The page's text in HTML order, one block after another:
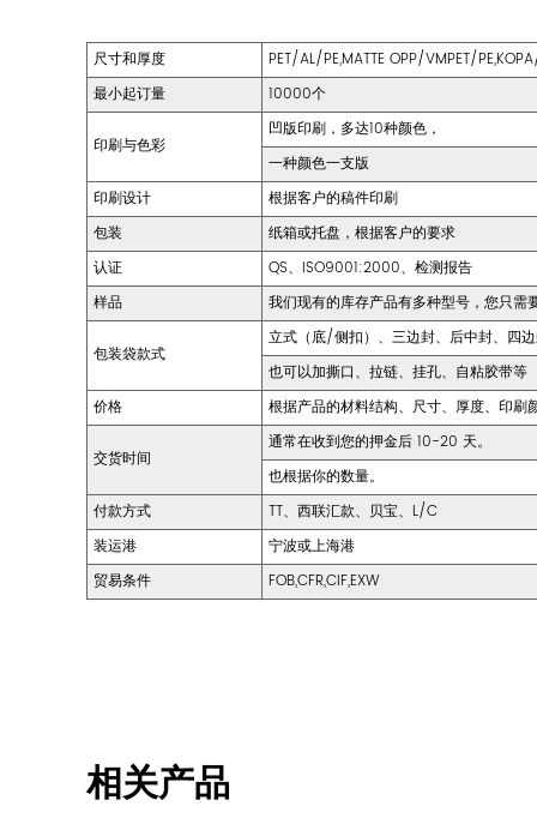
尺寸和厚度
PET/AL/PE,MATTE OPP/VMPET/
最小起订量
10000个
印刷与色彩
凹版印刷，多达10种颜色，
一种颜色一支版
印刷设计
根据客户的稿件印刷
包装
纸箱或托盘，根据客户的要求
认证
QS、ISO9001:2000、检测报告
样品
我们现有的库存产品有多种型号，您只需
包装袋款式
立式（底/侧扣）、三边封、后中封、四
也可以加撕口、拉链、挂孔、自粘胶带等
价格
根据产品的材料结构、尺寸、厚度、印刷
交货时间
通常在收到您的押金后 10-20 天。
也根据你的数量。
付款方式
TT、西联汇款、贝宝、L/C
装运港
宁波或上海港
贸易条件
FOB,CFR,CIF,EXW
相关产品